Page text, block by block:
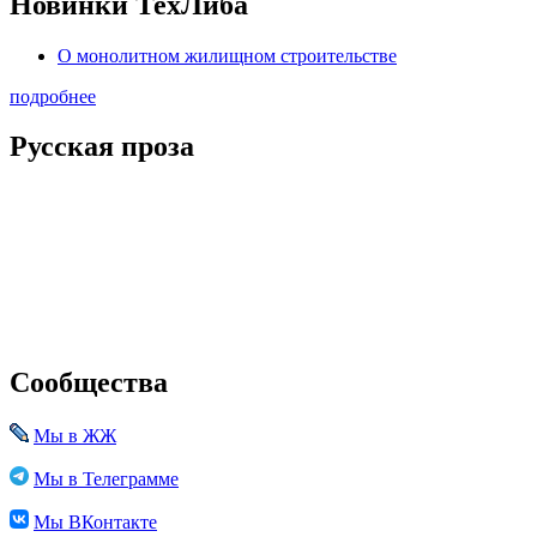
О монолитном жилищном строительстве
подробнее
Русская проза
Сообщества
Мы в ЖЖ
Мы в Телеграмме
Мы ВКонтакте